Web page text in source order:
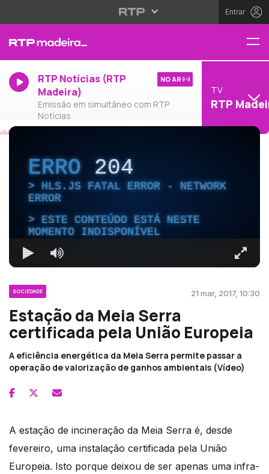
Entrar
RTP Notícias (RTP
Madeira)
Emissão em simultâneo com RTP
Notícias
NO AR
TV
RTP
ERRO204
HLS.JS FATAL ERROR - NETWORK
ERROR
ESTE CONTEÚDO ESTÁ NESTE
MOMENTO INDISPONÍVEL
SOCIEDADE 21 mar, 2017, 10:30
Estação da Meia Serra
certificada pela União Europeia
A eficiência energética da Meia Serra permite passar a
operação de valorização de ganhos ambientais (Vídeo)
A estação de incineração da Meia Serra é, desde
fevereiro, uma instalação certificada pela União
Europeia. Isto porque deixou de ser apenas uma infra-